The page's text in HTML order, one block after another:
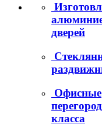
дверей
Офисные
класса